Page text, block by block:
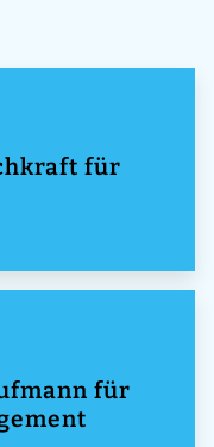
für
für